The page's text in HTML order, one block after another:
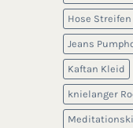
Hose Streifen
Jeans
Kaftan Kleid
knielanger